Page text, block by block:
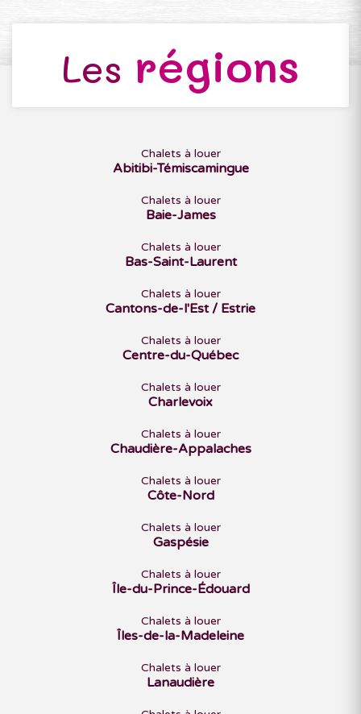
Les régions
Chalets à louer
Abitibi-Témiscamingue
Chalets à louer
Baie-James
Chalets à louer
Bas-Saint-Laurent
Chalets à louer
Cantons-de-l'Est / Estrie
Chalets à louer
Centre-du-Québec
Chalets à louer
Charlevoix
Chalets à louer
Chaudière-Appalaches
Chalets à louer
Côte-Nord
Chalets à louer
Gaspésie
Chalets à louer
Île-du-Prince-Édouard
Chalets à louer
Îles-de-la-Madeleine
Chalets à louer
Lanaudière